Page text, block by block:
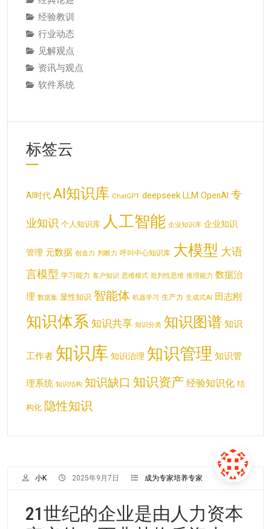
小K 2025年9月7日 成为专家培养专家
21世纪的企业是由人力资本
经验教训
行业动态
见解观点
资讯与观点
软件系统
标签云
AI时代 AI知识库 ChatGPT deepseek LLM OpenAI 专
业知识 个人知识库 人工智能 企业知识库 企业知识
管理 元数据 创造力 判断力 呼叫中心知识库 大模型 大语
言模型 学习能力 客户知识 思维模式 批判性思维 推理能力 数据治
理 数据集 显性知识 智能体 机器学习 生产力 生成式AI 田志刚
知识体系 知识共享 知识分类 知识图谱 知识
工作者 知识库 知识治理 知识管理 知识管
理系统 知识结构 知识缺口 知识资产 经验知识化 结
构化 隐性知识